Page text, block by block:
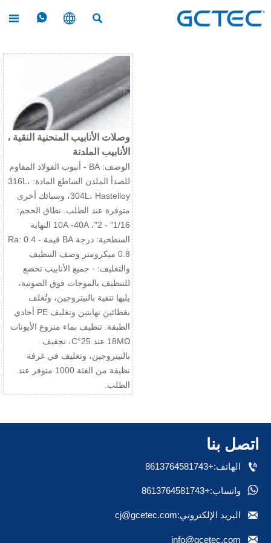




وصلات الأنابيب المنحنية النقية ،
الأنابيب الملدنة
الوصف: BA - أنبوب الفولاذ المقاوم
للصدأ الملدن الساطع المادة: 316L،
304L، Hastelloy، وسبائك أخرى
متوفرة عند الطلب. نطاق الحجم:
1/16" - 2"، 10A -40A النهاية
السطحية: درجة BA قيمة Ra: 0.4 -
0.8 ميكرومتر وصف التنظيف
والتغليف: · جميع الأنابيب تخضع
للتنظيف بالموجات فوق الصوتية،
يليها تنقية بالنيتروجين، وتُغلف
بغطائين نهايتين وتغليف PE أحادي
الطبقة. تنظيف بماء منزوع الأيونات
18MΩ عند 25°C، تجفيف
بالنيتروجين، وتغليف في غرفة
نظيفة من الفئة 1000 متوفر عند
الطلب.
اتصل بنا
 الهاتف:+8613764581743
 واتساب:+8613764581743
 البريد الإلكتروني:cj@gcetec.com

info@gcetec.com